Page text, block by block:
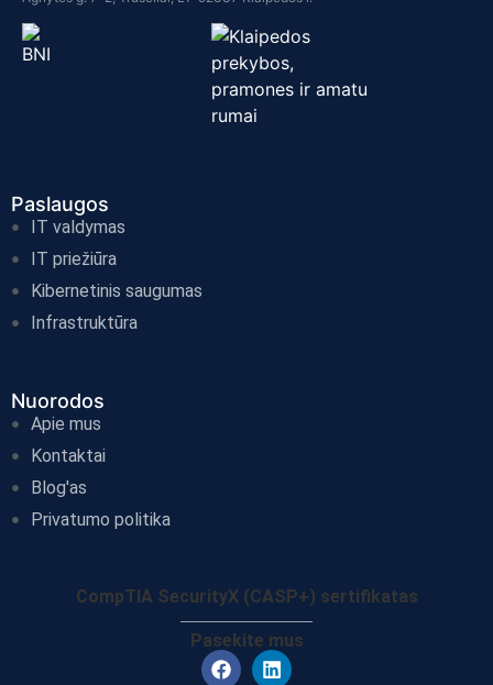
Paslaugos
IT valdymas
IT priežiūra
Kibernetinis saugumas
Infrastruktūra
Nuorodos
Apie mus
Kontaktai
Blog'as
Privatumo politika
CompTIA SecurityX (CASP+) sertifikatas
Pasekite mus